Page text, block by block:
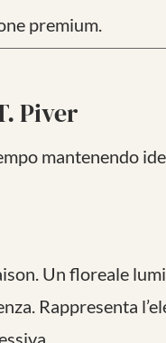
premium.
Piver
mantenendo
Un floreale
Rappresenta